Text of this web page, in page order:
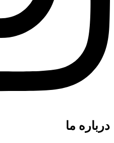
درباره ما